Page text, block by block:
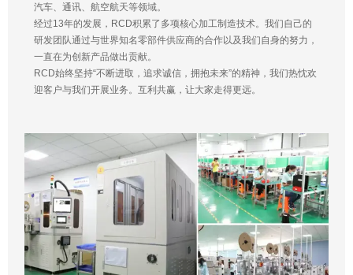
汽车、通讯、航空航天等领域。
经过13年的发展，RCD积累了多项核心加工制造技术。我们自己的
研发团队通过与世界知名零部件供应商的合作以及我们自身的努力，
一直在为创新产品做出贡献。
RCD始终坚持“不断进取，追求诚信，拥抱未来”的精神，我们热忱欢
迎客户与我们开展业务。互利共赢，让大家走得更远。